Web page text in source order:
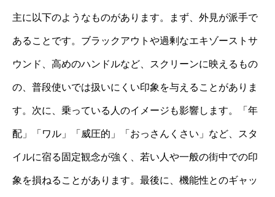
主に以下のようなものがあります。まず、外見が派手で
あることです。ブラックアウトや過剰なエキゾーストサ
ウンド、高めのハンドルなど、スクリーンに映えるもの
の、普段使いでは扱いにくい印象を与えることがありま
す。次に、乗っている人のイメージも影響します。「年
配」「ワル」「威圧的」「おっさんくさい」など、スタ
イルに宿る固定観念が強く、若い人や一般の街中での印
象を損ねることがあります。最後に、機能性とのギャッ